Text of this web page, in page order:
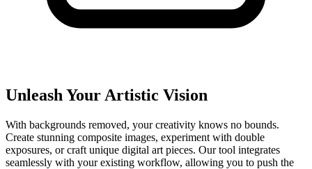
Unleash Your Artistic Vision
With backgrounds removed, your creativity knows no bounds.
Create stunning composite images, experiment with double
exposures, or craft unique digital art pieces. Our tool integrates
seamlessly with your existing workflow, allowing you to push the